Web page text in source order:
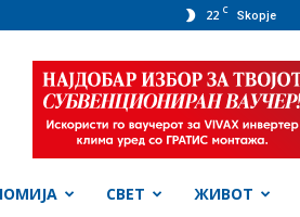
22 C Skopje
СВЕТ ЖИВОТ